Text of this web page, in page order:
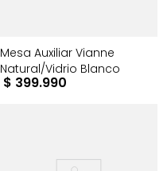
Mesa Auxiliar Vianne
Natural/Vidrio Blanco
$ 399.990